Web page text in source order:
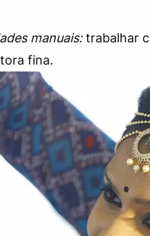
manuais:trabalhar
fina.